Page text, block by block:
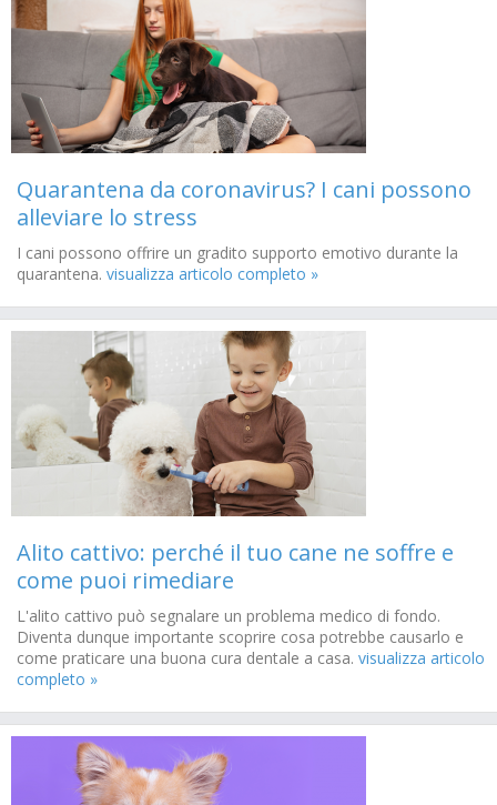
Quarantena da coronavirus? I cani possono
alleviare lo stress
I cani possono offrire un gradito supporto emotivo durante la
quarantena. visualizza articolo completo »
Alito cattivo: perché il tuo cane ne soffre e
come puoi rimediare
L'alito cattivo può segnalare un problema medico di fondo.
Diventa dunque importante scoprire cosa potrebbe causarlo e
come praticare una buona cura dentale a casa. visualizza articolo
completo »